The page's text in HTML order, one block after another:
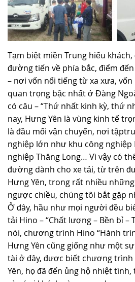
Tạm biệt miền Trung hiếu
đường tiến về phía bắc, điểm
– nơi vốn nổi tiếng từ xa xưa,
quan trọng bậc nhất ở Đàng
có câu – “Thứ nhất kinh kỳ, thứ
nay, Hưng Yên là vùng kinh tế
là đầu mối vận chuyển, nơi
nghiệp lớn như khu công nghiệp
nghiệp Thăng Long… Vì vậy có
đường dành cho xe tải, từ trên
Hưng Yên, trong rất nhiều
ngược chiều, chúng tôi bắt gặp
Ở đây, hầu như mọi người đều
tải Hino – “Chất lượng – Bền bỉ –
nói, chương trình Hino “Hành
Hưng Yên cũng giống như một
tài ở đây, được biết chương
Yên, họ đã đến ủng hộ nhiệt